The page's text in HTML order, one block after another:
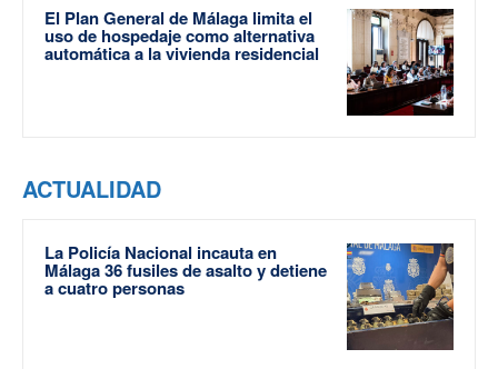
El Plan General de Málaga limita el
uso de hospedaje como alternativa
automática a la vivienda residencial
ACTUALIDAD
La Policía Nacional incauta en
Málaga 36 fusiles de asalto y detiene
a cuatro personas